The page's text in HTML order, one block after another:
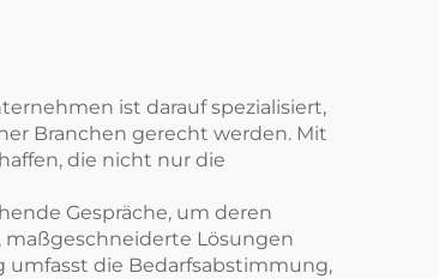
ist darauf spezialisiert,
Branchen gerecht werden. Mit
die nicht nur die
Gespräche, um deren
Lösungen
umfasst die Bedarfsabstimmung,